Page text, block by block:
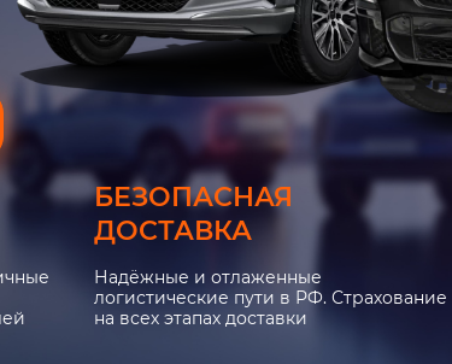
БЕЗОПАСНАЯ
ДОСТАВКА
Надёжные и отлаженные
логистические пути в РФ. Страхование
на всех этапах доставки